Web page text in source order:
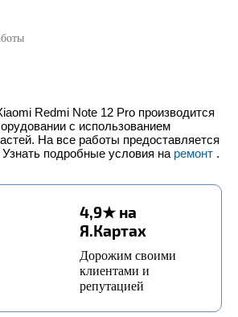
Redmi Note 12 Pro производится
с использованием
На все работы предоставляется
Узнать подробные условия на ремонт .
4,9★ на
Я.Картах
Дорожим своими
клиентами и
репутацией